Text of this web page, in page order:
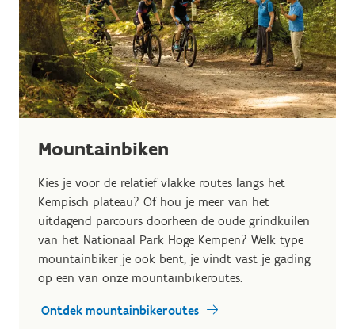
Mountainbiken
Kies je voor de relatief vlakke routes langs het
Kempisch plateau? Of hou je meer van het
uitdagend parcours doorheen de oude grindkuilen
van het Nationaal Park Hoge Kempen? Welk type
mountainbiker je ook bent, je vindt vast je gading
op een van onze mountainbikeroutes.
Ontdek mountainbikeroutes